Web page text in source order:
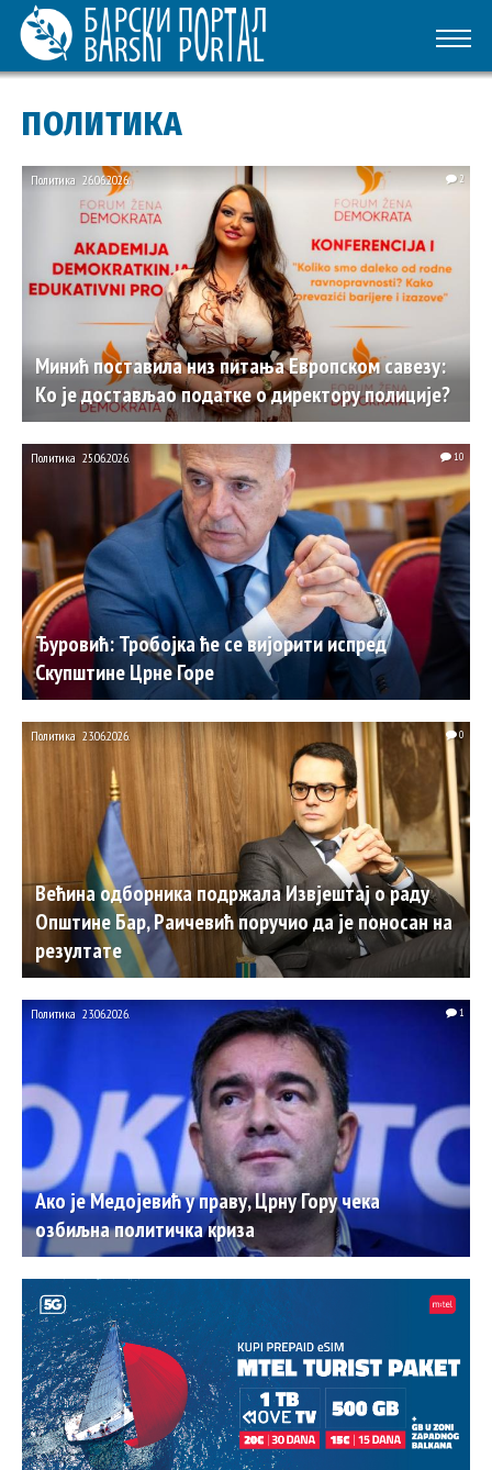
ПОЛИТИКА
Минић поставила низ питања Европском савезу:
Ко је достављао податке о директору полиције?
Политика 26.06.2026. 2
Ђуровић: Тробојка ће се вијорити испред
Скупштине Црне Горе
Политика 25.06.2026. 10
Већина одборника подржала Извјештај о раду
Општине Бар, Раичевић поручио да је поносан на
резултате
Политика 23.06.2026. 0
Ако је Медојевић у праву, Црну Гору чека
озбиљна политичка криза
Политика 23.06.2026. 1